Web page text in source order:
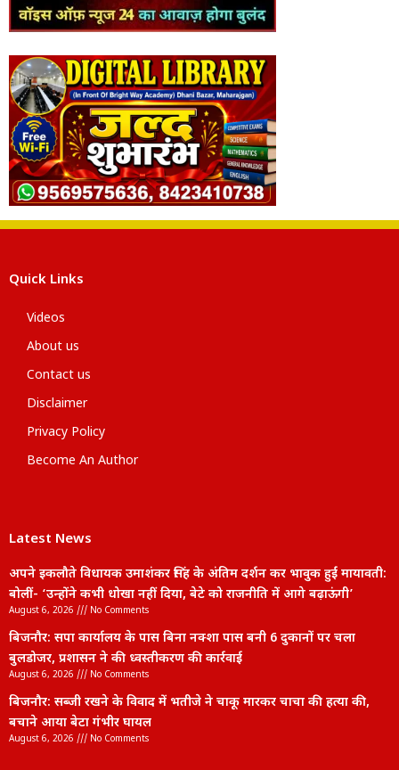
Quick Links
Videos
About us
Contact us
Disclaimer
Privacy Policy
Become An Author
Latest News
अपने इकलौते विधायक उमाशंकर सिंह के अंतिम दर्शन कर भावुक हुईं मायावती:
बोलीं- ‘उन्होंने कभी धोखा नहीं दिया, बेटे को राजनीति में आगे बढ़ाऊंगी’
August 6, 2026 No Comments
बिजनौर: सपा कार्यालय के पास बिना नक्शा पास बनी 6 दुकानों पर चला
बुलडोजर, प्रशासन ने की ध्वस्तीकरण की कार्रवाई
August 6, 2026 No Comments
बिजनौर: सब्जी रखने के विवाद में भतीजे ने चाकू मारकर चाचा की हत्या की,
बचाने आया बेटा गंभीर घायल
August 6, 2026 No Comments